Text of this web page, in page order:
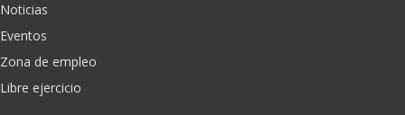
Noticias
Eventos
Zona de empleo
Libre ejercicio